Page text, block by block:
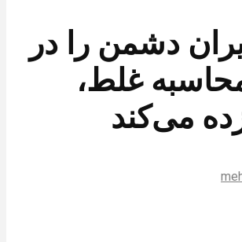
دشمن را در
غلط،
می‌کند